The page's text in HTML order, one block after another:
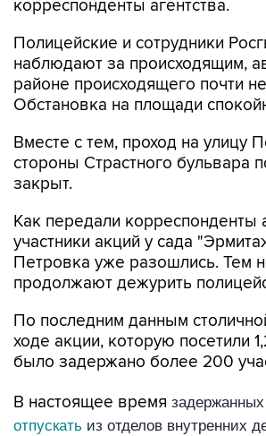
корреспонденты агентства.
Полицейские и сотрудники
наблюдают за происходящим,
районе происходящего почти
Обстановка на площади
Вместе с тем, проход на улицу
стороны Страстного бульвара
закрыт.
Как передали корреспонденты
участники акций у сада
Петровка уже разошлись. Тем
продолжают дежурить
По последним данным
ходе акции, которую посетили
было задержано более 200
В настоящее время задержанных
отпускать из отделов внутренних